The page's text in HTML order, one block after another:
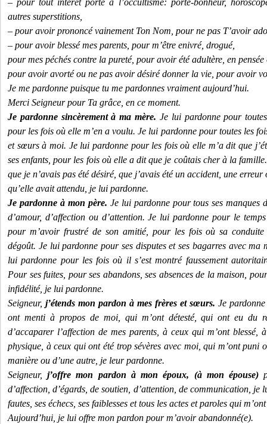
– pour tout intérêt porté à l’occultisme: porte-bonheur,
autres superstitions,
– pour avoir prononcé vainement Ton Nom, pour ne pas T’avoir
– pour avoir blessé mes parents, pour m’être enivré, drogué,
pour mes péchés contre la pureté, pour avoir été adultère, en pensée
pour avoir avorté ou ne pas avoir désiré donner la vie, pour avoir
Je me pardonne puisque tu me pardonnes vraiment aujourd’hui.
Merci Seigneur pour Ta grâce, en ce moment.
Je pardonne sincèrement à ma mère. Je lui pardonne pour
pour les fois où elle m’en a voulu. Je lui pardonne pour toutes les
et sœurs à moi. Je lui pardonne pour les fois où elle m’a dit que
ses enfants, pour les fois où elle a dit que je coûtais cher à la
que je n’avais pas été désiré, que j’avais été un accident, une erreur
qu’elle avait attendu, je lui pardonne.
Je pardonne à mon père. Je lui pardonne pour tous ses manques
d’amour, d’affection ou d’attention. Je lui pardonne pour le
pour m’avoir frustré de son amitié, pour les fois où sa
dégoût. Je lui pardonne pour ses disputes et ses bagarres avec ma
lui pardonne pour les fois où il s’est montré faussement
Pour ses fuites, pour ses abandons, ses absences de la maison,
infidélité, je lui pardonne.
Seigneur, j’étends mon pardon à mes frères et sœurs. Je
ont menti à propos de moi, qui m’ont détesté, qui ont eu du
d’accaparer l’affection de mes parents, à ceux qui m’ont
physique, à ceux qui ont été trop sévères avec moi, qui m’ont puni
manière ou d’une autre, je leur pardonne.
Seigneur,j’offre mon pardon à mon époux, (à mon épouse)
d’affection, d’égards, de soutien, d’attention, de communication, je
fautes, ses échecs, ses faiblesses et tous les actes et paroles qui
Aujourd’hui, je lui offre mon pardon pour m’avoir abandonné(e).